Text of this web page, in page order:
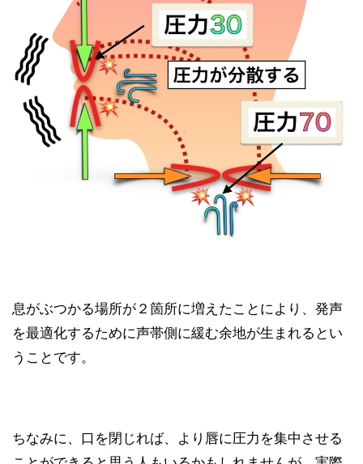
息がぶつかる場所が２箇所に増えたことにより、発声
を最適化するために声帯側に緩む余地が生まれるとい
うことです。
ちなみに、口を閉じれば、より唇に圧力を集中させる